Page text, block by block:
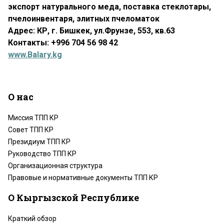
экспорт натурального меда, поставка стеклотары,
пчелоинвентаря, элитных пчеломаток
Адрес: КР, г. Бишкек, ул.Фрунзе, 553, кв.63
Контакты: +996 704 56 98 42
www.Balary.kg
О нас
Миссия ТПП КР
Совет ТПП КР
Президиум ТПП КР
Руководство ТПП КР
Организационная структура
Правовые и нормативные документы ТПП КР
О Кыргызской Республике
Краткий обзор